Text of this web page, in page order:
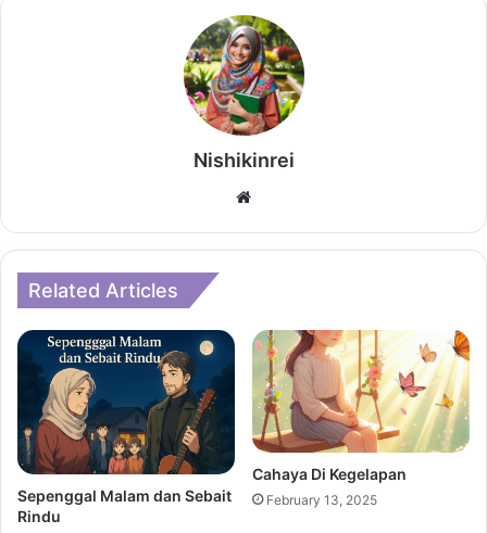
Nishikinrei
Related Articles
Sepenggal Malam dan Sebait
Rindu
Cahaya Di Kegelapan
February 13, 2025